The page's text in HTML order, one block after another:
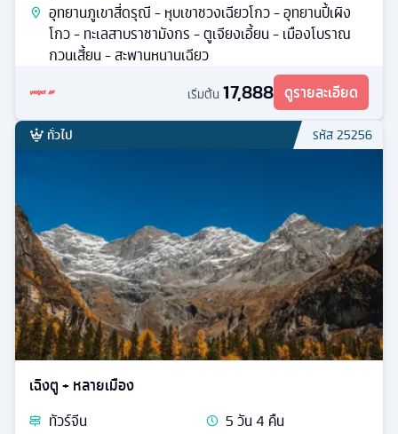
อุทยานภูเขาสี่ดรุณี - หุบเขาชวงเฉียวโกว - อุทยานปี้เผิง
โกว - ทะเลสาบราชามังกร - ตูเจียงเอี้ยน - เมืองโบราณ
กวนเสี้ยน - สะพานหนานเฉียว
เริ่มต้น 17,888 ดูรายละเอียด
ทั่วไป รหัส25256
เฉิงตู + หลายเมือง
ทัวร์จีน 5วัน4 คืน